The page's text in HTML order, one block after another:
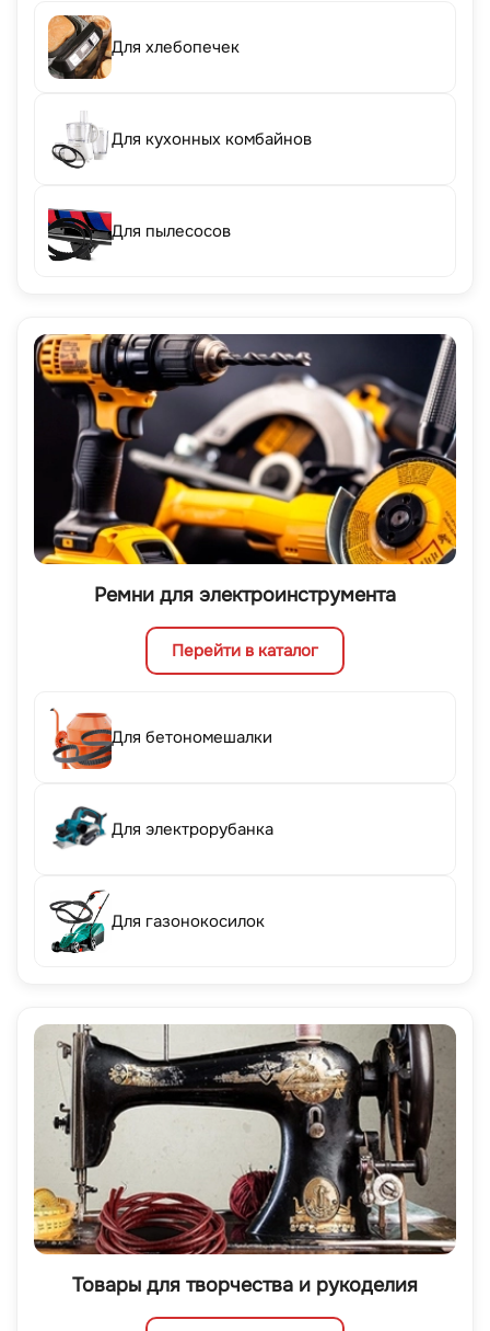
Для хлебопечек
Для кухонных комбайнов
Для пылесосов
Ремни для электроинструмента
Перейти в каталог
Для бетономешалки
Для электрорубанка
Для газонокосилок
Товары для творчества и рукоделия